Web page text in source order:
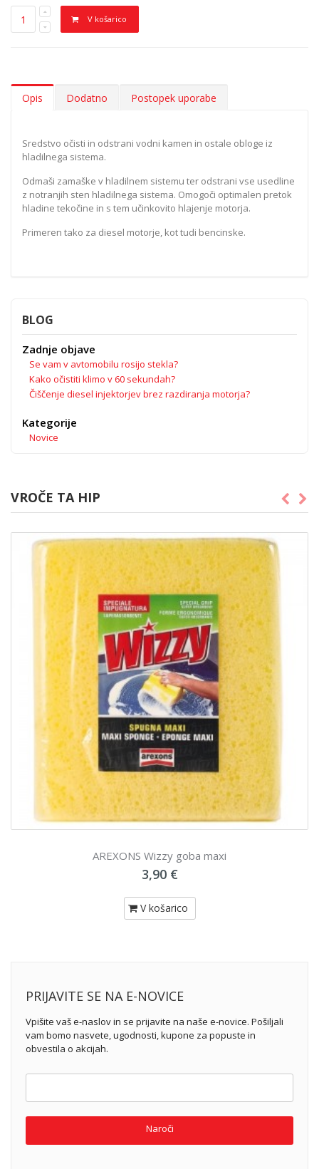
V košarico
Opis Dodatno Postopek uporabe
Sredstvo očisti in odstrani vodni kamen in ostale obloge iz
hladilnega sistema.
Odmaši zamaške v hladilnem sistemu ter odstrani vse usedline
z notranjih sten hladilnega sistema. Omogoči optimalen pretok
hladine tekočine in s tem učinkovito hlajenje motorja.
Primeren tako za diesel motorje, kot tudi bencinske.
BLOG
Zadnje objave
Se vam v avtomobilu rosijo stekla?
Kako očistiti klimo v 60 sekundah?
Čiščenje diesel injektorjev brez razdiranja motorja?
Kategorije
Novice
VROČE TA HIP
AREXONS Wizzy goba maxi
3,90 €
V košarico
PRIJAVITE SE NA E-NOVICE
Vpišite vaš e-naslov in se prijavite na naše e-novice. Pošiljali
vam bomo nasvete, ugodnosti, kupone za popuste in
obvestila o akcijah.
Naroči